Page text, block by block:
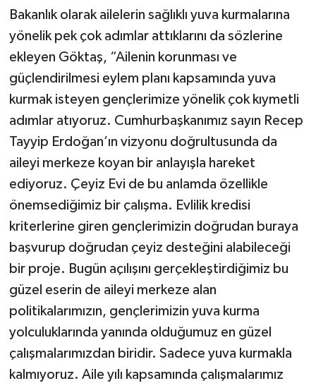
Bakanlık olarak ailelerin sağlıklı yuva kurmalarına
yönelik pek çok adımlar attıklarını da sözlerine
ekleyen Göktaş, “Ailenin korunması ve
güçlendirilmesi eylem planı kapsamında yuva
kurmak isteyen gençlerimize yönelik çok kıymetli
adımlar atıyoruz. Cumhurbaşkanımız sayın Recep
Tayyip Erdoğan’ın vizyonu doğrultusunda da
aileyi merkeze koyan bir anlayışla hareket
ediyoruz. Çeyiz Evi de bu anlamda özellikle
önemsediğimiz bir çalışma. Evlilik kredisi
kriterlerine giren gençlerimizin doğrudan buraya
başvurup doğrudan çeyiz desteğini alabileceği
bir proje. Bugün açılışını gerçekleştirdiğimiz bu
güzel eserin de aileyi merkeze alan
politikalarımızın, gençlerimizin yuva kurma
yolculuklarında yanında olduğumuz en güzel
çalışmalarımızdan biridir. Sadece yuva kurmakla
kalmıyoruz. Aile yılı kapsamında çalışmalarımız